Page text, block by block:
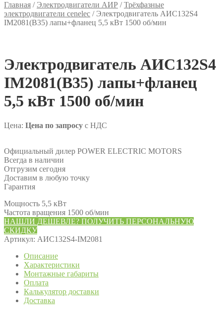
Главная / Электродвигатели АИР /Трёхфазные
электродвигатели cenelec / Электродвигатель АИС132S4
IM2081(B35) лапы+фланец 5,5 кВт 1500 об/мин
Электродвигатель АИС132S4
IM2081(B35) лапы+фланец
5,5 кВт 1500 об/мин
Цена: Цена по запросу с НДС
Официальный дилер POWER ELECTRIC MOTORS
Всегда в наличии
Отгрузим сегодня
Доставим в любую точку
Гарантия
Мощность 5,5 кВт
Частота вращения 1500 об/мин
НАШЛИ ДЕШЕВЛЕ? ПОЛУЧИТЬ ПЕРСОНАЛЬНУЮ
СКИДКУ
Артикул: АИС132S4-IM2081
Описание
Характеристики
Монтажные габариты
Оплата
Калькулятор доставки
Доставка